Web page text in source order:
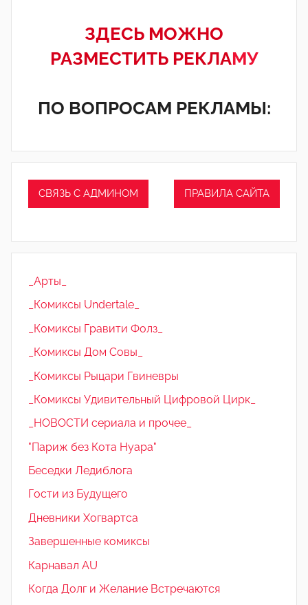
ЗДЕСЬ МОЖНО
РАЗМЕСТИТЬ РЕКЛАМУ
ПО ВОПРОСАМ РЕКЛАМЫ:
СВЯЗЬ С АДМИНОМ ПРАВИЛА САЙТА
_Арты_
_Комиксы Undertale_
_Комиксы Гравити Фолз_
_Комиксы Дом Совы_
_Комиксы Рыцари Гвиневры
_Комиксы Удивительный Цифровой Цирк_
_НОВОСТИ сериала и прочее_
"Париж без Кота Нуара"
Беседки Ледиблога
Гости из Будущего
Дневники Хогвартса
Завершенные комиксы
Карнавал AU
Когда Долг и Желание Встречаются